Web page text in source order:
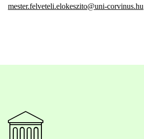
mester.felveteli.elokeszito@uni-corvinus.hu